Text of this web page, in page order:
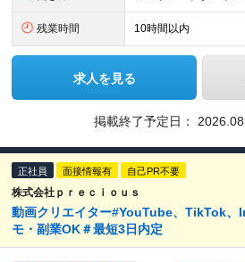
残業時間 10時間以内
求人を見る
掲載終了予定日：
正社員 面接情報有 自己PR不要
株式会社ｐｒｅｃｉｏｕｓ
動画クリエイター#YouTube、TikTok、
モ・副業OK＃最短3日内定